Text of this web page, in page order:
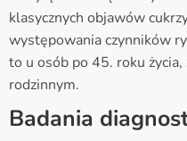
klasycznych objawów
występowania czynników
to u osób po 45. roku
rodzinnym.
Badania